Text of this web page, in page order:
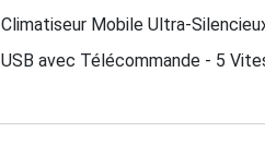
Climatiseur Mobile Ultra-
USB avec Télécommande - 5